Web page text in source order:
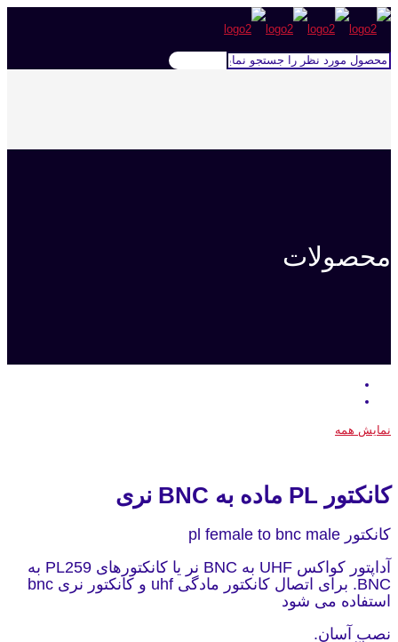
محصولات
نمایش همه
کانکتور PL ماده به BNC نری
کانکتور pl female to bnc male
آداپتور کواکس UHF به BNC نر یا کانکتورهای PL259 به
BNC. برای اتصال کانکتور مادگی uhf و کانکتور نری bnc
استفاده می شود
نصب آسان.